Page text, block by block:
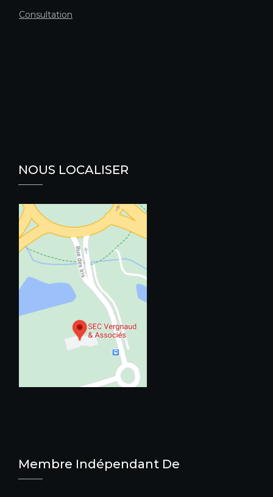
Consultation
NOUS LOCALISER
Membre Indépendant De